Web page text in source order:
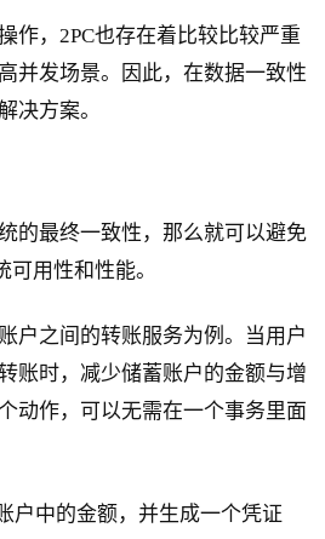
作，2PC也存在着比较比较严重
并发场景。因此，在数据一致性
决方案。
的最终一致性，那么就可以避免
可用性和性能。
户之间的转账服务为例。当用户
账时，减少储蓄账户的金额与增
动作，可以无需在一个事务里面
户中的金额，并生成一个凭证